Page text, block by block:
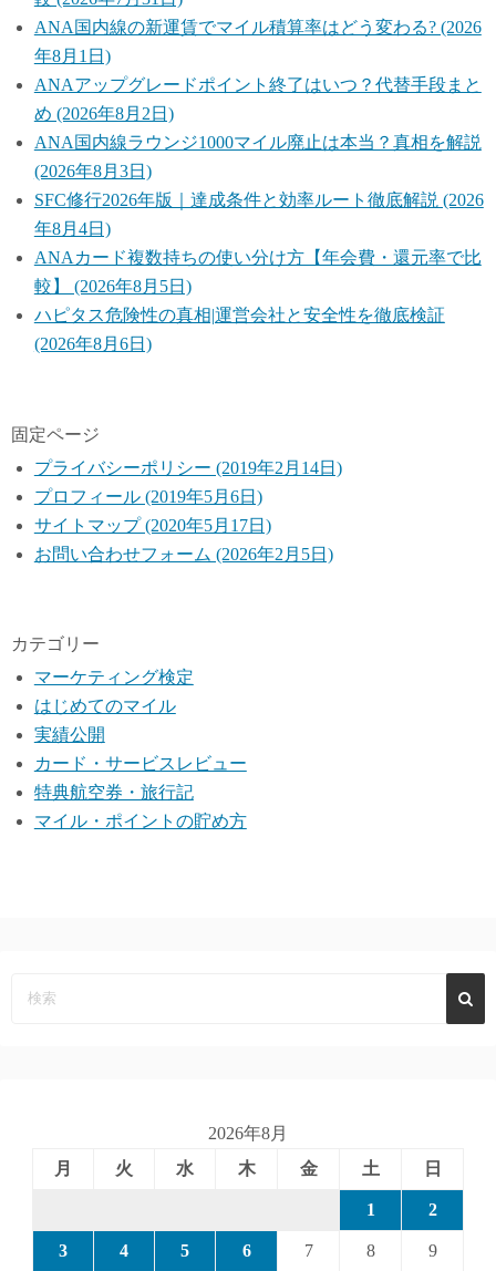
ANA国内線の新運賃でマイル積算率はどう変わる? (2026
年8月1日)
ANAアップグレードポイント終了はいつ？代替手段まと
め (2026年8月2日)
ANA国内線ラウンジ1000マイル廃止は本当？真相を解説
(2026年8月3日)
SFC修行2026年版｜達成条件と効率ルート徹底解説 (2026
年8月4日)
ANAカード複数持ちの使い分け方【年会費・還元率で比
較】 (2026年8月5日)
ハピタス危険性の真相|運営会社と安全性を徹底検証
(2026年8月6日)
固定ページ
プライバシーポリシー (2019年2月14日)
プロフィール (2019年5月6日)
サイトマップ (2020年5月17日)
お問い合わせフォーム (2026年2月5日)
カテゴリー
マーケティング検定
はじめてのマイル
実績公開
カード・サービスレビュー
特典航空券・旅行記
マイル・ポイントの貯め方
2026年8月
月
火 水 木 金 土 日
1 2
3 4 5 6 7 8 9